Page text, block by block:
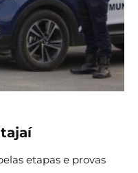
etapas e provas